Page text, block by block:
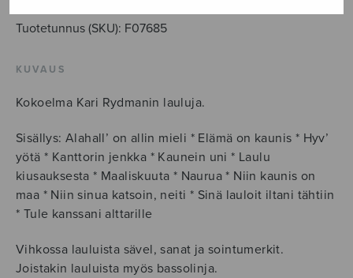
kokoelma
Tuotetunnus (SKU): F07685
KUVAUS
Kokoelma Kari Rydmanin lauluja.
Sisällys: Alahall’ on allin mieli * Elämä on kaunis * Hyv’
yötä * Kanttorin jenkka * Kaunein uni * Laulu
kiusauksesta * Maaliskuuta * Naurua * Niin kaunis on
maa * Niin sinua katsoin, neiti * Sinä lauloit iltani tähtiin
* Tule kanssani alttarille
Vihkossa lauluista sävel, sanat ja sointumerkit.
Joistakin lauluista myös bassolinja.